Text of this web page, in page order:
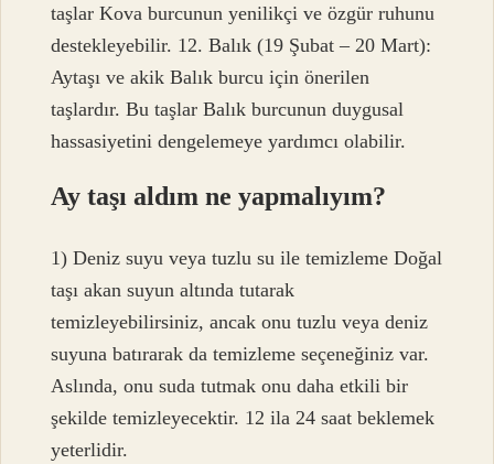
taşlar Kova burcunun yenilikçi ve özgür ruhunu
destekleyebilir. 12. Balık (19 Şubat – 20 Mart):
Aytaşı ve akik Balık burcu için önerilen
taşlardır. Bu taşlar Balık burcunun duygusal
hassasiyetini dengelemeye yardımcı olabilir.
Ay taşı aldım ne yapmalıyım?
1) Deniz suyu veya tuzlu su ile temizleme Doğal
taşı akan suyun altında tutarak
temizleyebilirsiniz, ancak onu tuzlu veya deniz
suyuna batırarak da temizleme seçeneğiniz var.
Aslında, onu suda tutmak onu daha etkili bir
şekilde temizleyecektir. 12 ila 24 saat beklemek
yeterlidir.